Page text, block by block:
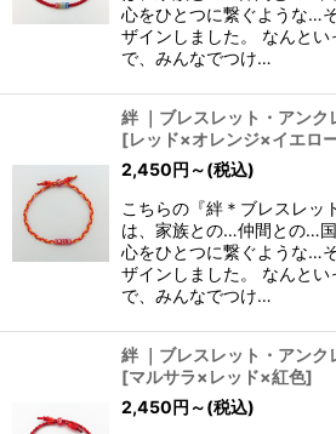
心をひとつに繋ぐような…
ザインしました。 なんと
で、みんなでつけ…
絆 ｜ブレスレット・アンク
[レッド×オレンジ×イエロ
2,450円 ～(税込)
こちらの『絆＊ブレスレッ
は、家族との…仲間との…
心をひとつに繋ぐような…
ザインしました。 なんと
で、みんなでつけ…
絆 ｜ブレスレット・アンク
[マルサラ×レッド×紅色]
2,450円 ～(税込)